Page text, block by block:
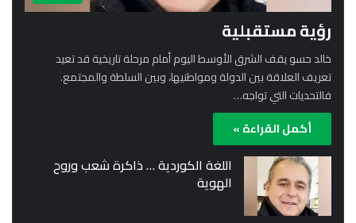
رؤية مستقبلية
خالد حسو يقف الشرق الأوسط اليوم أمام مرحلة تاريخية قد تعيد
تعريف العلاقة بين الدولة ومواطنيها، وبين السلطة والمجتمع.
فالتحديات التي تواجه…
أكمل القراءة »
اللغة الكوردية … ذاكرة شعب وروح
الهوية